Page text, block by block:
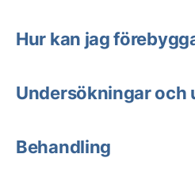
Hur kan jag
Undersökningar och
Behandling